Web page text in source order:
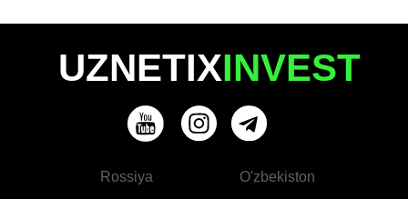
Rossiya O'zbekiston
UZNETIXINVEST